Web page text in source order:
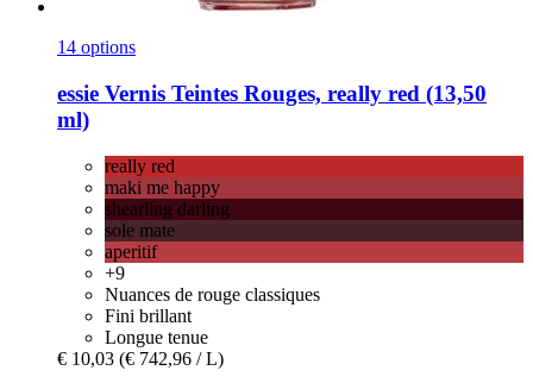
14 options
essie Vernis Teintes Rouges, really red (13,50
ml)
really red
maki me happy
shearling darling
sole mate
aperitif
+9
Nuances de rouge classiques
Fini brillant
Longue tenue
€ 10,03 (€ 742,96 / L)